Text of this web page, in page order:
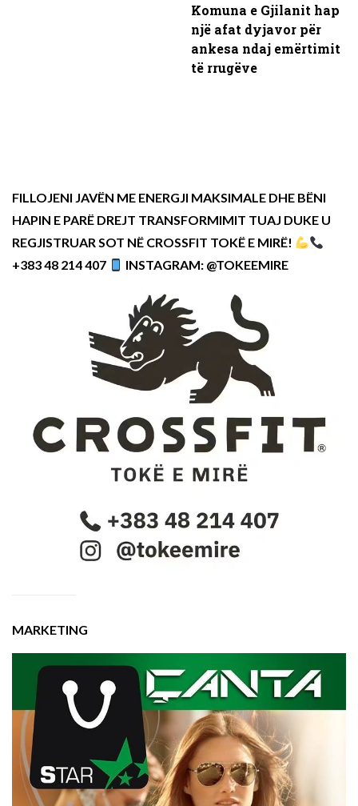
Komuna e Gjilanit hap
një afat dyjavor për
ankesa ndaj emërtimit
të rrugëve
FILLOJENI JAVËN ME ENERGJI MAKSIMALE DHE BËNI
HAPIN E PARË DREJT TRANSFORMIMIT TUAJ DUKE U
REGJISTRUAR SOT NË CROSSFIT TOKË E MIRË!
+383 48 214 407
INSTAGRAM: @TOKEEMIRE
MARKETING